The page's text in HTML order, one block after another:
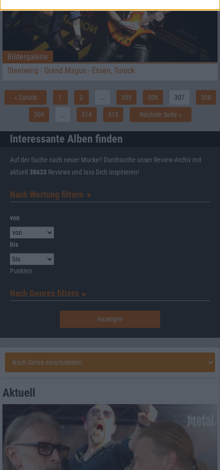
Bildergalerie
Steelwing - Grand Magus - Essen, Turock
« Zurück 1 2 305 306 307 308
309 314 315 Nächste Seite »
Interessante Alben finden
Auf der Suche nach neuer Mucke? Durchsuche unser Review-Archiv mit
aktuell 38633 Reviews und lass Dich inspirieren!
Nach Wertung filtern ▼︎
von
bis
Punkten
Nach Genres filtern ►︎
Aktuell